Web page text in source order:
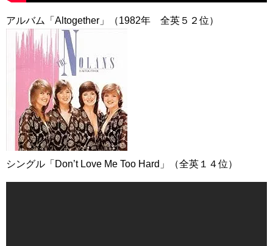
アルバム「Altogether」（1982年 全英５２位）
シングル「Don’t Love Me Too Hard」（全英１４位）